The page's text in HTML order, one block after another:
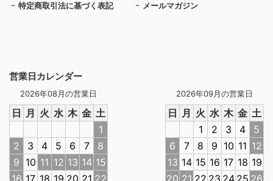
営業日カレンダー
2026年08月の営業日
日 月 火 水 木 金 土
1
2
3 4 5 6 7
8
9 10 11 12 13 14 15
16 17 18 19 20 21 22
2026年09月の営業日
日 月 火 水 木 金 土
1
2 3 4
5
6
7 8 9 10 11 12
13 14 15 16 17 18 19
20 21 22 23 24 25 26
特定商取引法に基づく表記 メールマガジン